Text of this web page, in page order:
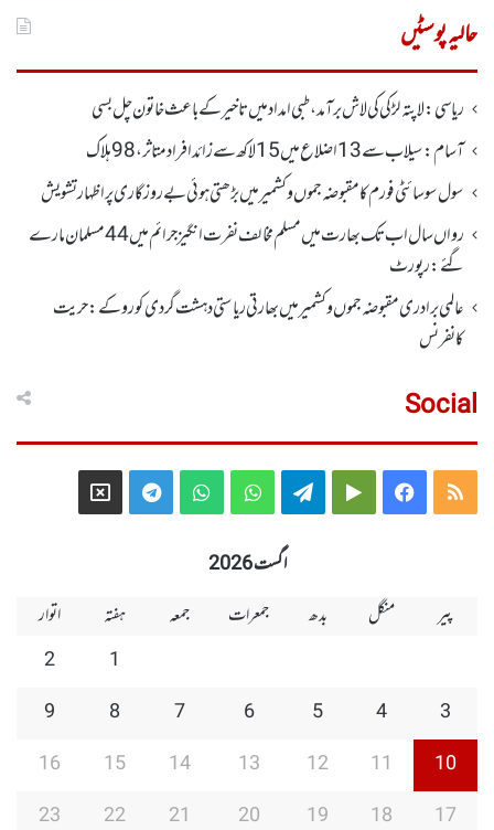
حالیہ پوسٹیں
ریاسی: لاپتہ لڑکی کی لاش برآمد، طبی امداد میں تاخیرکے باعث خاتون چل بسی
آسام: سیلاب سے 13اضلاع میں 15لاکھ سے زائد افراد متاثر ، 98ہلاک
سول سوسائٹی فورم کا مقبوضہ جموں وکشمیر میں بڑھتی ہوئی بے روزگاری پر اظہارتشویش
رواں سال اب تک بھارت میں مسلم مخالف نفرت انگیز جرائم میں 44 مسلمان مارے
گئے: رپورٹ
عالمی برادری مقبوضہ جموں وکشمیر میں بھارتی ریاستی دہشت گردی کو روکے : حریت
کانفرنس
Social
RSS
Facebook
Google
Telegram
WhatsApp
WhatsApp
Telegram
X
اگست 2026
پیر
منگل بدھ جمعرات جمعہ ہفتہ
اتوار
1
2
3
4
5
6
7
8
9
10
11
12
13
14
15
16
17
18
19
20
21
22
23